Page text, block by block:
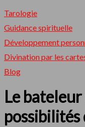
Tarologie
Guidance spirituelle
Développement
Divination par les
Blog
Le